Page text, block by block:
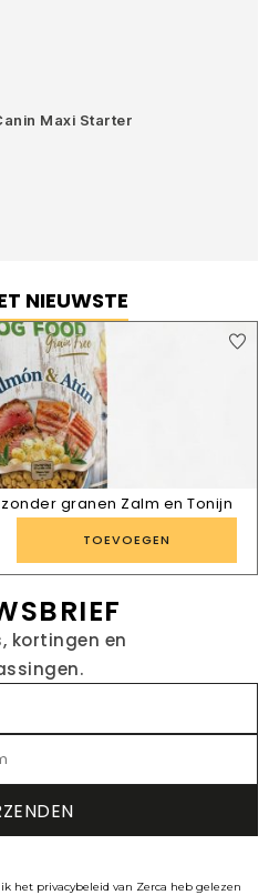
Maxi Starter
NIEUWSTE
granen Zalm en Tonijn
TOEVOEGEN
kortingen en
het privacybeleid van Zerca heb gelezen